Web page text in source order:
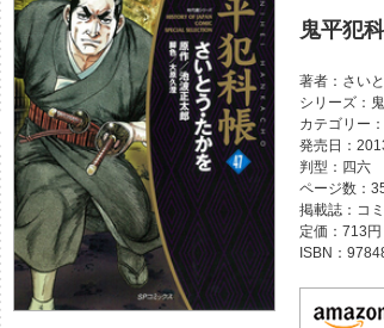
鬼平犯
著者 さい
シリーズ
カテゴリー
発売日
判型
四六
ページ数
掲載誌
コ
定価
713円
ISBN